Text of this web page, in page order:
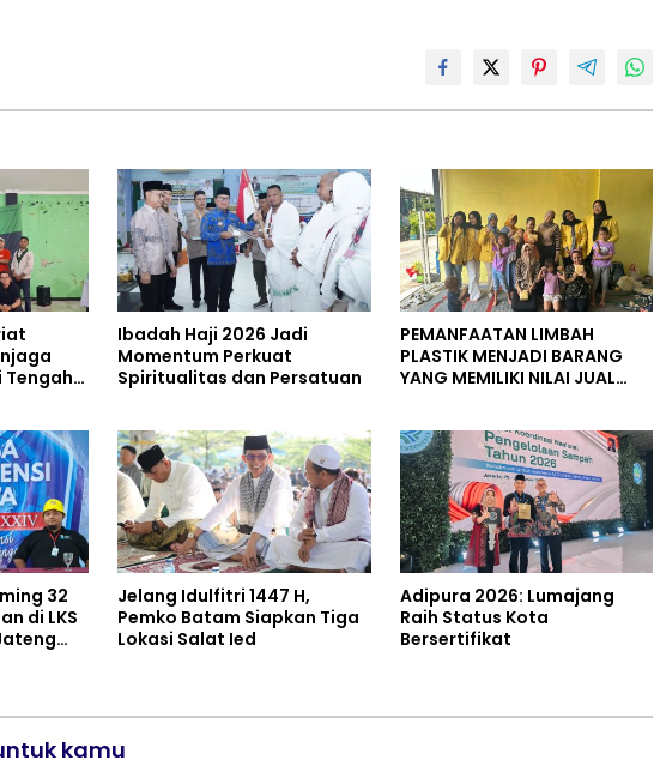
Tengah
Ibadah Haji 2026 Jadi
Momentum Perkuat
Spiritualitas dan Persatuan
PEMANFAATAN LIMBAH
PLASTIK MENJADI BARANG
YANG MEMILIKI NILAI JUAL
32
di LKS
Jelang Idulfitri 1447 H,
Pemko Batam Siapkan Tiga
Lokasi Salat Ied
Adipura 2026: Lumajang
Raih Status Kota
Bersertifikat
kamu